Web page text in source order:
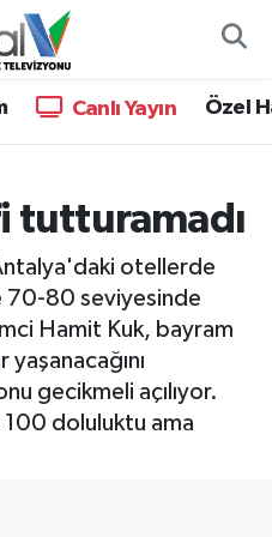
Canlı Yayın Özel
tutturamadı
otellerde
70-80 seviyesinde
Hamit Kuk, bayram
gecikmeli açılıyor.
100 doluluktu ama
ve Fikstür